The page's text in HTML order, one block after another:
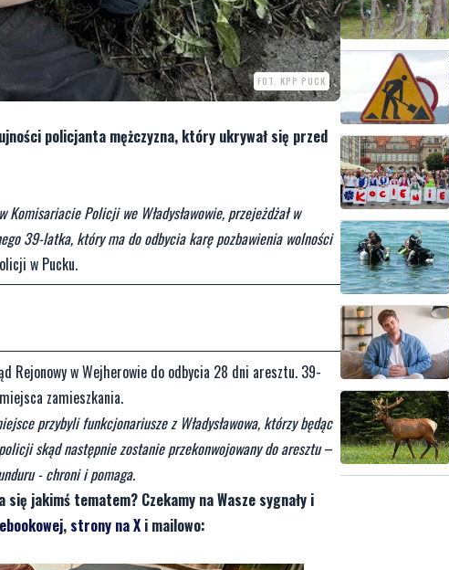
FOT. KPP PUCK
policjanta mężczyzna, który ukrywał się przed
Policji we Władysławowie, przejeżdżał w
39-latka, który ma do odbycia karę pozbawienia wolności
w Pucku.
Rejonowy w Wejherowie do odbycia 28 dni aresztu. 39-
zamieszkania.
przybyli funkcjonariusze z Władysławowa, którzy będąc
skąd następnie zostanie przekonwojowany do aresztu–
- chroni i pomaga.
jakimś tematem? Czekamy na Wasze sygnały i
, strony na X i mailowo: